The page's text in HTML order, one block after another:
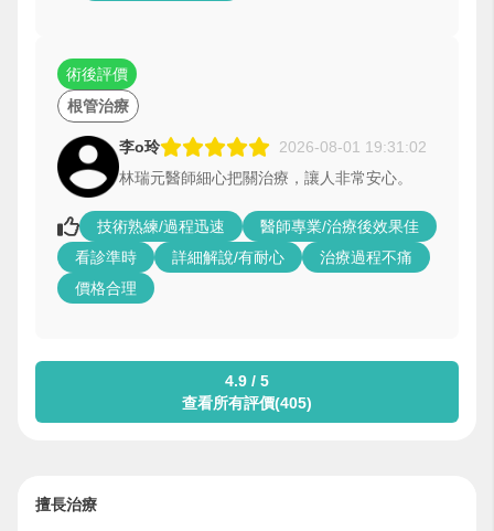
根管治療
術後評價
李o玲
2026-08-01 19:31:02
林瑞元醫師細心把關治療，讓人非常安心。
技術熟練/過程迅速
醫師專業/治療後效果佳
看診準時
詳細解說/有耐心
治療過程不痛
價格合理
4.9 / 5
查看所有評價(405)
擅長治療